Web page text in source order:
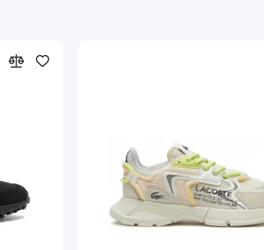
с кроссовками Lacoste LT Fit 120 1 SFA Black